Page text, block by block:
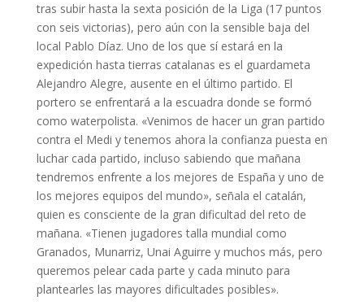
tras subir hasta la sexta posición de la Liga (17 puntos
con seis victorias), pero aún con la sensible baja del
local Pablo Díaz. Uno de los que sí estará en la
expedición hasta tierras catalanas es el guardameta
Alejandro Alegre, ausente en el último partido. El
portero se enfrentará a la escuadra donde se formó
como waterpolista. «Venimos de hacer un gran partido
contra el Medi y tenemos ahora la confianza puesta en
luchar cada partido, incluso sabiendo que mañana
tendremos enfrente a los mejores de España y uno de
los mejores equipos del mundo», señala el catalán,
quien es consciente de la gran dificultad del reto de
mañana. «Tienen jugadores talla mundial como
Granados, Munarriz, Unai Aguirre y muchos más, pero
queremos pelear cada parte y cada minuto para
plantearles las mayores dificultades posibles».